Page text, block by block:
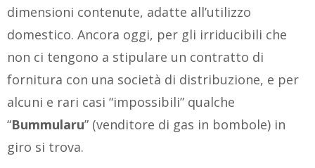
dimensioni contenute, adatte all’utilizzo
domestico. Ancora oggi, per gli irriducibili che
non ci tengono a stipulare un contratto di
fornitura con una società di distribuzione, e per
alcuni e rari casi “impossibili” qualche
“Bummularu” (venditore di gas in bombole) in
giro si trova.